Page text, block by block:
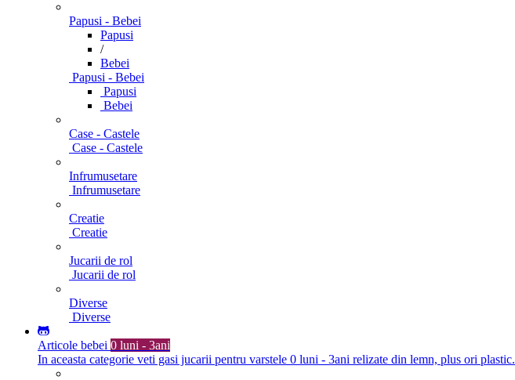
Papusi - Bebei
Papusi
/
Bebei
Papusi - Bebei
Papusi
Bebei
Case - Castele
Case - Castele
Infrumusetare
Infrumusetare
Creatie
Creatie
Jucarii de rol
Jucarii de rol
Diverse
Diverse
Articole bebei 0 luni - 3ani
In aceasta categorie veti gasi jucarii pentru varstele 0 luni - 3ani relizate din lemn, plus ori plastic.